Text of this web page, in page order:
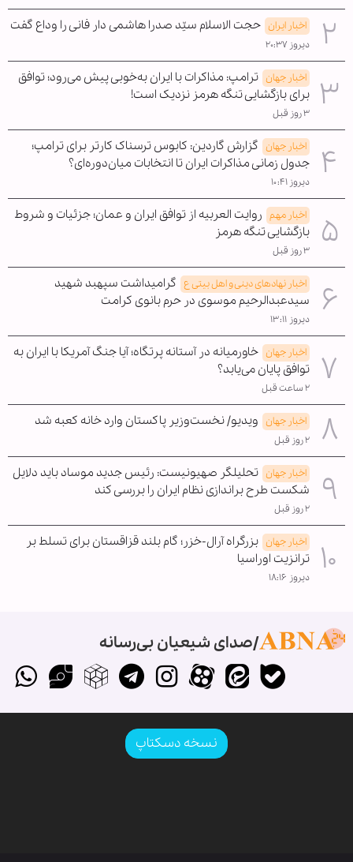
اخبار ایران حجت الاسلام سیّد صدرا هاشمی دار فانی را وداع گفت
دیروز ۲۰:۳۷
اخبار جهان ترامپ: مذاکرات با ایران به‌خوبی پیش می‌رود؛ توافق
برای بازگشایی تنگه هرمز نزدیک است!
۳ روز قبل
اخبار جهان گزارش گاردین: کابوس ترسناک کارتر برای ترامپ؛
جدول زمانی مذاکرات ایران تا انتخابات میان‌دوره‌ای؟
دیروز ۱۰:۴۱
اخبار مهم روایت العربیه از توافق ایران و عمان؛ جزئیات و شروط
بازگشایی تنگه هرمز
۳ روز قبل
اخبار نهادهای دینی و اهل بیتی ع گرامیداشت سپهبد شهید
سیدعبدالرحیم موسوی در حرم بانوی کرامت
دیروز ۱۳:۱۱
اخبار جهان خاورمیانه در آستانه پرتگاه؛ آیا جنگ آمریکا با ایران به
توافق پایان می‌یابد؟
۲ ساعت قبل
اخبار جهان ویدیو/ نخست‌وزیر پاکستان وارد خانه کعبه شد
۲ روز قبل
اخبار جهان تحلیلگر صهیونیست: رئیس جدید موساد باید دلایل
شکست طرح براندازی نظام ایران را بررسی کند
۲ روز قبل
اخبار جهان بزرگراه آرال-خزر؛ گام بلند قزاقستان برای تسلط بر
ترانزیت اوراسیا
دیروز ۱۸:۱۶
صدای شیعیان بی‌رسانه
نسخه دسکتاپ